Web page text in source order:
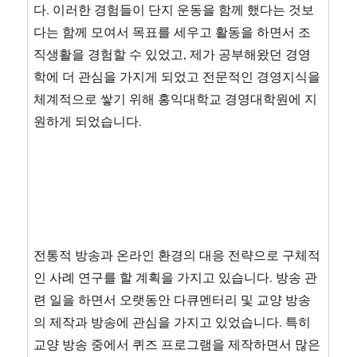
다. 이러한 경험들이 단지 운동을 함께 했다는 것보
다는 함께 모여서 목표를 세우고 활동을 하면서 조
직생활을 경험할 수 있었고, 제가 공부해왔던 경영
학에 더 관심을 가지게 되었고 전문적인 경영지식을
체계적으로 쌓기 위해 홍익대학교 경영대학원에 지
원하게 되었습니다.
전통적 방송과 온라인 환경의 대응 전략으로 구체적
인 사례 연구를 할 계획을 가지고 있습니다. 방송 관
련 일을 하면서 오랫동안 다큐멘터리 및 교양 방송
의 제작과 방송에 관심을 가지고 있었습니다. 특히
교양 방송 중에서 퀴즈 프로그램을 제작하면서 많은